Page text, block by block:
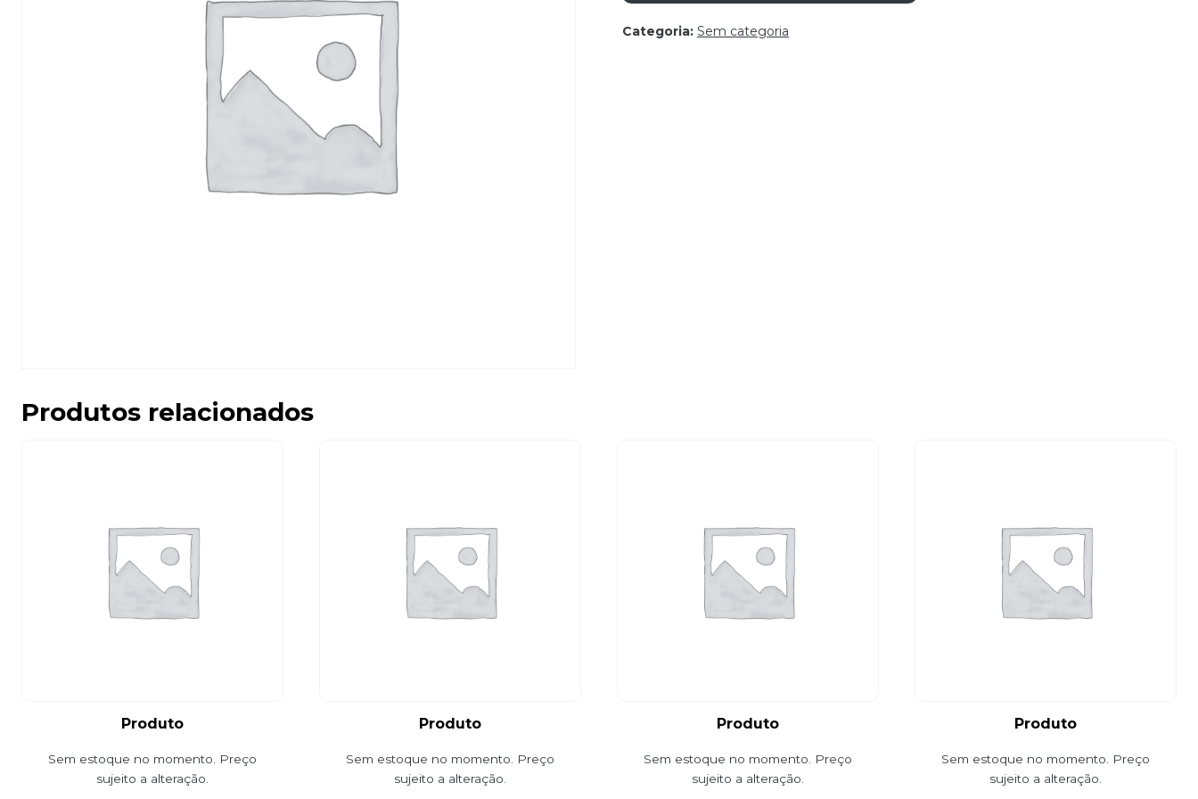
Categoria: Sem categoria
Produtos relacionados
Produto
Sem estoque no momento. Preço
sujeito a alteração.
Produto
Sem estoque no momento. Preço
sujeito a alteração.
Produto
Sem estoque no momento. Preço
sujeito a alteração.
Produto
Sem estoque no momento. Preço
sujeito a alteração.